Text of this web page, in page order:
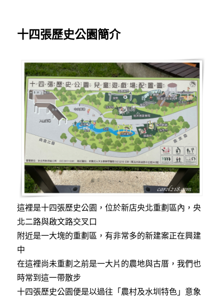
十四張歷史公園簡介
這裡是十四張歷史公園，位於新店央北重劃區內，央
北二路與啟文路交叉口
附近是一大塊的重劃區，有非常多的新建案正在興建
中
在這裡尚未重劃之前是一大片的農地與古厝，我們也
時常到這一帶散步
十四張歷史公園便是以過往「農村及水圳特色」意象